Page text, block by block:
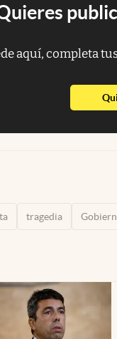
aquí, completa
tragedia